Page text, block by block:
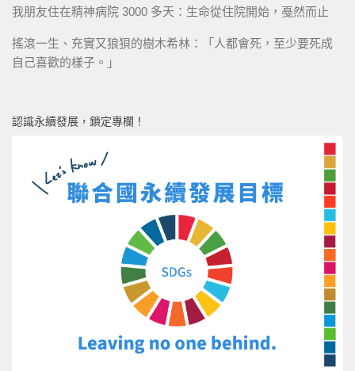
我朋友住在精神病院 3000 多天：生命從住院開始，戞然而止
搖滾一生、充實又狼狽的樹木希林：「人都會死，至少要死成
自己喜歡的樣子。」
認識永續發展，鎖定專欄！